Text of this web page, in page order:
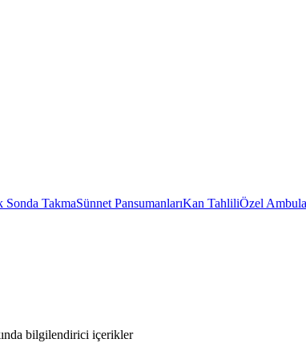
Sonda TakmaSünnet PansumanlarıKan TahliliÖzel
bilgilendirici içerikler